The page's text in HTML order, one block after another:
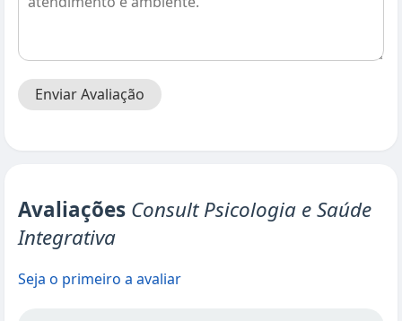
Enviar Avaliação
Avaliações Consult Psicologia e Saúde
Integrativa
Seja o primeiro a avaliar